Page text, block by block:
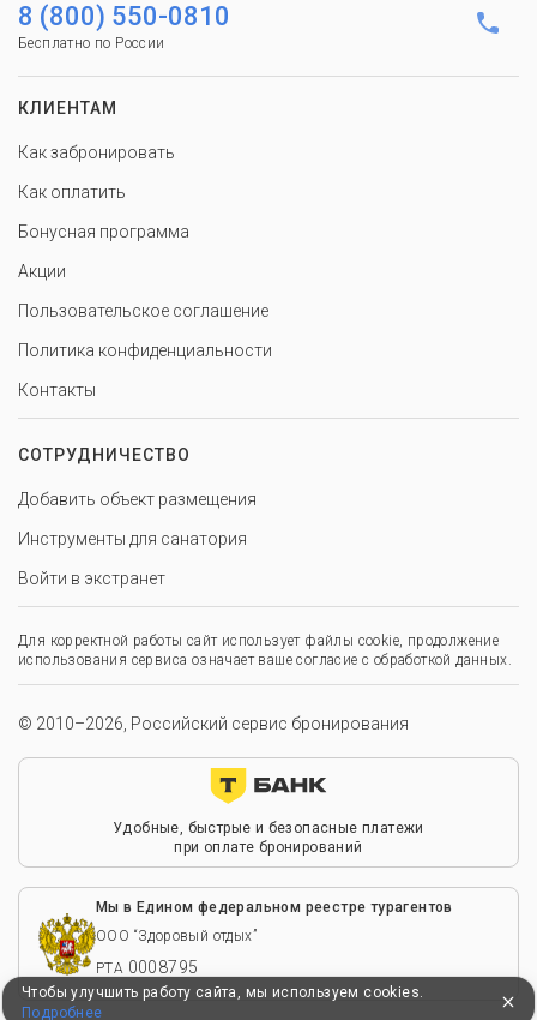
8 (800) 550-0810
Бесплатно по России
КЛИЕНТАМ
Как забронировать
Как оплатить
Бонусная программа
Акции
Пользовательское соглашение
Политика конфиденциальности
Контакты
СОТРУДНИЧЕСТВО
Добавить объект размещения
Инструменты для санатория
Войти в экстранет
Для корректной работы сайт использует файлы cookie, продолжение
использования сервиса означает ваше согласие с обработкой данных.
© 2010–2026, Российский сервис бронирования
Удобные, быстрые и безопасные платежи
при оплате бронирований
Мы в Едином федеральном реестре турагентов
ООО “Здоровый отдых”
РТА 0008795
Чтобы улучшить работу сайта, мы используем cookies.
Подробнее